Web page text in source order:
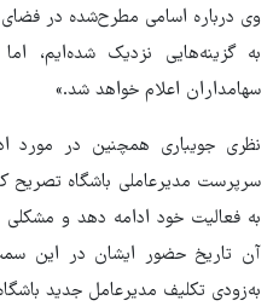
وی درباره اسامی مطرح‌شده در
به گزینه‌هایی نزدیک شده‌ایم،
سهامداران اعلام خواهد شد.»
نظری جویباری همچنین در مورد
به فعالیت خود ادامه دهد و مشکلی
آن تاریخ حضور ایشان در این
به‌زودی تکلیف مدیرعامل جدید